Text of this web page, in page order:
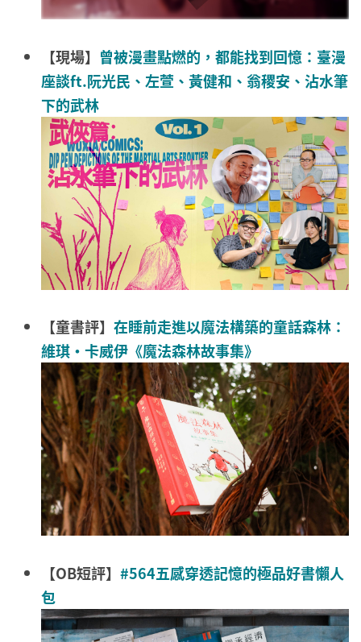
【現場】 曾被漫畫點燃的，都能找到回憶：臺漫
座談ft.阮光民、左萱、黃健和、翁稷安、沾水筆
下的武林
【童書評】 在睡前走進以魔法構築的童話森林：
維琪・卡威伊《魔法森林故事集》
【OB短評】 #564五感穿透記憶的極品好書懶人
包